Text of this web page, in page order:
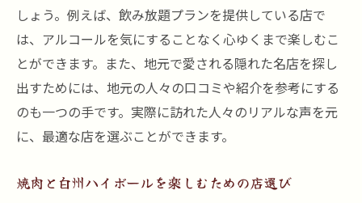
しょう。例えば、飲み放題プランを提供している店で
は、アルコールを気にすることなく心ゆくまで楽しむこ
とができます。また、地元で愛される隠れた名店を探し
出すためには、地元の人々の口コミや紹介を参考にする
のも一つの手です。実際に訪れた人々のリアルな声を元
に、最適な店を選ぶことができます。
焼肉と白州ハイボールを楽しむための店選び